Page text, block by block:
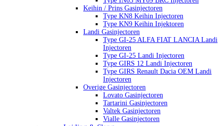
Keihin / Prins Gasinjectoren
Type KN8 Keihin Injectoren
Type KN9 Keihin Injektoren
Landi Gasinjectoren
Type GI-25 ALFA FIAT LANCIA Landi
Injectoren
Type GI-25 Landi Injectoren
Type GIRS 12 Landi Injectoren
Type GIRS Renault Dacia OEM Landi
Injectoren
Overige Gasinjectoren
Lovato Gasinjectoren
Tartarini Gasinjectoren
Valtek Gasinjectoren
Vialle Gasinjectoren